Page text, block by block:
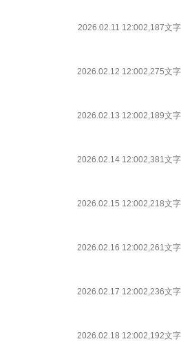
2026.02.11 12:002,187文字
2026.02.12 12:002,275文字
2026.02.13 12:002,189文字
2026.02.14 12:002,381文字
2026.02.15 12:002,218文字
2026.02.16 12:002,261文字
2026.02.17 12:002,236文字
2026.02.18 12:002,192文字